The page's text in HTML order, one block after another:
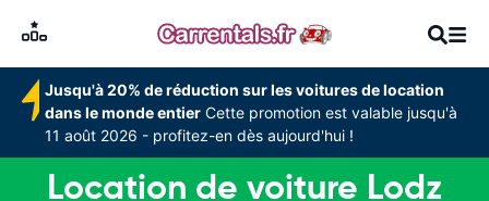
Jusqu'à 20% de réduction sur les voitures de location
dans le monde entier Cette promotion est valable jusqu'à
11 août 2026 - profitez-en dès aujourd'hui !
Location de voiture Lodz